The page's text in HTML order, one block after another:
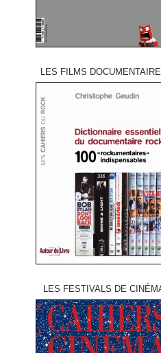
LES FILMS
LES FESTIVALS DE